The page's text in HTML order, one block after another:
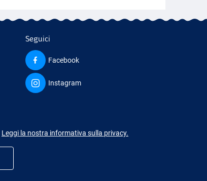
Seguici
Facebook
Instagram
Leggi la nostra informativa sulla privacy.